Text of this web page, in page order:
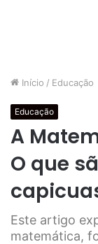
Início / Educação
Educação
A
O que
Este artigo
matemática,